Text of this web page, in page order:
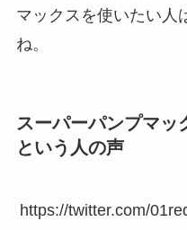
マックスを使いたい人
ね。
スーパーパンプマ
という人の声
https://twitter.com/